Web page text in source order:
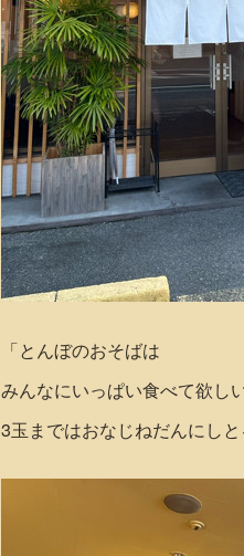
「とんぼのおそばは
みんなにいっぱい食べて欲し
3玉まではおなじねだんにしと